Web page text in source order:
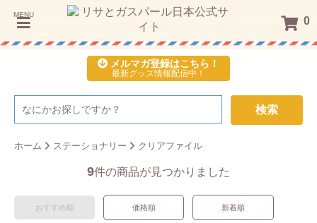
MENU 0
メルマガ登録はこちら！
最新グッズ情報配信中！
検索
ホーム ステーショナリー クリアファイル
9件の商品が見つかりました
おすすめ順 価格順 新着順